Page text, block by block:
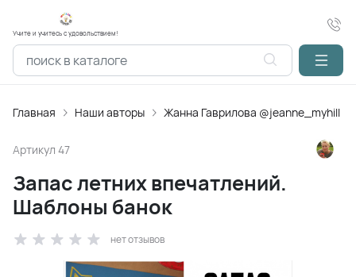
Учите и учитесь с удовольствием!
Главная Наши авторы Жанна Гаврилова @jeanne_myhill
Артикул 47
Запас летних впечатлений.
Шаблоны банок
нет отзывов